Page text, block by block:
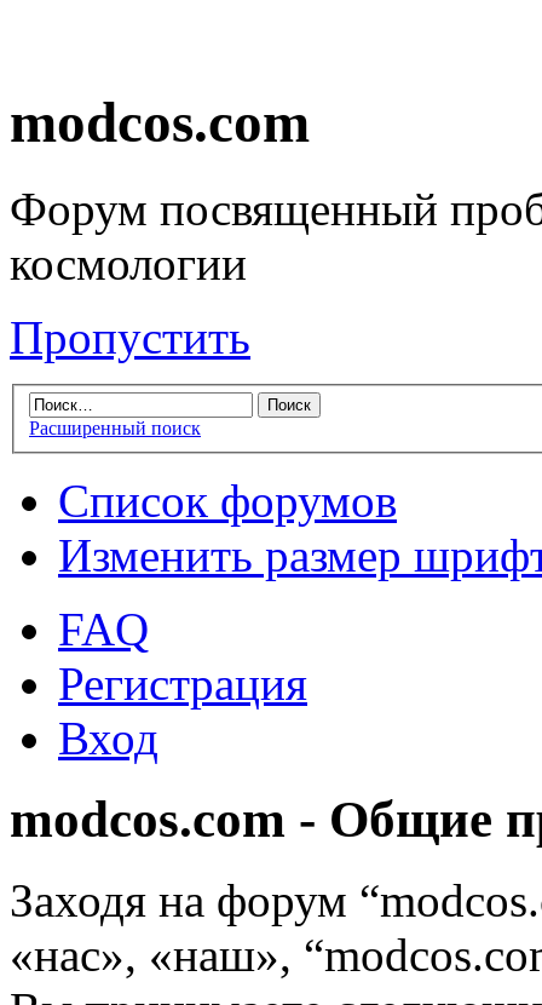
modcos.com
Форум посвященный
космологии
Пропустить
Расширенный поиск
Список форумов
Изменить размер
FAQ
Регистрация
Вход
modcos.com - Общие
Заходя на форум
«нас», «наш»,